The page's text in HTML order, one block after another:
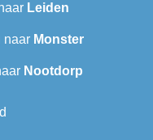
Leiden
naar Monster
Nootdorp